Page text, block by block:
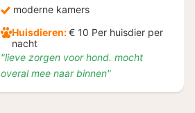
moderne kamers
Huisdieren:€ 10 Per huisdier per
nacht
"lieve zorgen voor hond. mocht
overal mee naar binnen"